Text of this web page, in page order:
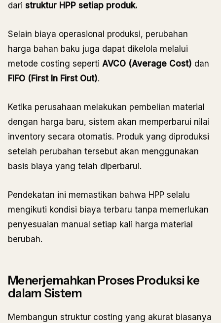
dari struktur HPP setiap produk.
Selain biaya operasional produksi, perubahan
harga bahan baku juga dapat dikelola melalui
metode costing seperti AVCO (Average Cost) dan
FIFO (First In First Out).
Ketika perusahaan melakukan pembelian material
dengan harga baru, sistem akan memperbarui nilai
inventory secara otomatis. Produk yang diproduksi
setelah perubahan tersebut akan menggunakan
basis biaya yang telah diperbarui.
Pendekatan ini memastikan bahwa HPP selalu
mengikuti kondisi biaya terbaru tanpa memerlukan
penyesuaian manual setiap kali harga material
berubah.
Menerjemahkan Proses Produksi ke
dalam Sistem
Membangun struktur costing yang akurat biasanya